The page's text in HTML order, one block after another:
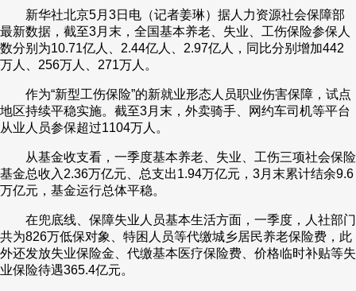
VIP会员 CCTV奥林匹克频道 生活体育大会 体育江湖
财经 教育 乡村振兴 生态环境 一带一路 央博
CCTV.节目官网 直播
新华社北京5月3日电（记者姜琳）据人力资源社会保障部
最新数据，截至3月末，全国基本养老、失业、工伤保险参保人
数分别为10.71亿人、2.44亿人、2.97亿人，同比分别增加442
万人、256万人、271万人。
作为“新型工伤保险”的新就业形态人员职业伤害保障，试点
地区持续平稳实施。截至3月末，外卖骑手、网约车司机等平台
从业人员参保超过1104万人。
从基金收支看，一季度基本养老、失业、工伤三项社会保险
基金总收入2.36万亿元、总支出1.94万亿元，3月末累计结余9.6
万亿元，基金运行总体平稳。
在兜底线、保障失业人员基本生活方面，一季度，人社部门
共为826万低保对象、特困人员等代缴城乡居民养老保险费，此
外还发放失业保险金、代缴基本医疗保险费、价格临时补贴等失
业保险待遇365.4亿元。